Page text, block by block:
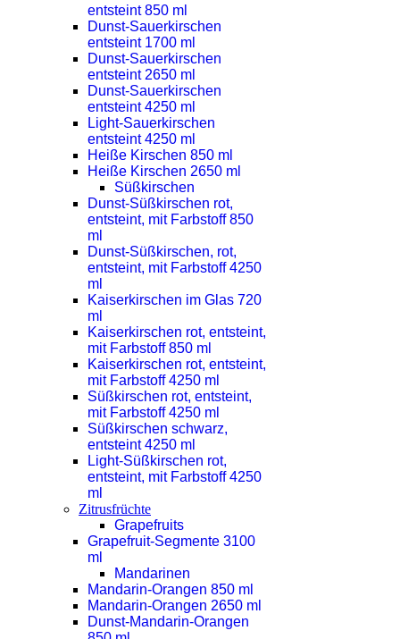
entsteint 850 ml
Dunst-Sauerkirschen
entsteint 1700 ml
Dunst-Sauerkirschen
entsteint 2650 ml
Dunst-Sauerkirschen
entsteint 4250 ml
Light-Sauerkirschen
entsteint 4250 ml
Heiße Kirschen 850 ml
Heiße Kirschen 2650 ml
Süßkirschen
Dunst-Süßkirschen rot,
entsteint, mit Farbstoff 850
ml
Dunst-Süßkirschen, rot,
entsteint, mit Farbstoff 4250
ml
Kaiserkirschen im Glas 720
ml
Kaiserkirschen rot, entsteint,
mit Farbstoff 850 ml
Kaiserkirschen rot, entsteint,
mit Farbstoff 4250 ml
Süßkirschen rot, entsteint,
mit Farbstoff 4250 ml
Süßkirschen schwarz,
entsteint 4250 ml
Light-Süßkirschen rot,
entsteint, mit Farbstoff 4250
ml
Zitrusfrüchte
Grapefruits
Grapefruit-Segmente 3100
ml
Mandarinen
Mandarin-Orangen 850 ml
Mandarin-Orangen 2650 ml
Dunst-Mandarin-Orangen